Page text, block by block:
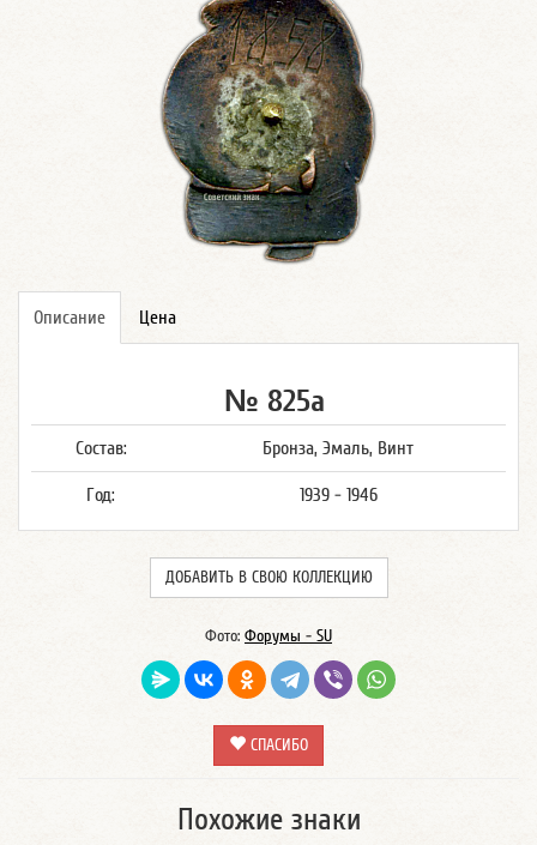
Описание Цена
№ 825а
Состав: Бронза, Эмаль, Винт
Год: 1939 - 1946
ДОБАВИТЬ В СВОЮ КОЛЛЕКЦИЮ
Фото: Форумы - SU
СПАСИБО
Похожие знаки